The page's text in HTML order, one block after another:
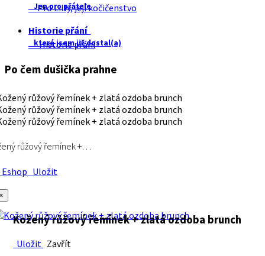
Jen pro přátele
Pro Lilly, její kočičenstvo
Historie přání
které jsem již dostal(a)
Historie přání
Po čem dušička prahne
růžový řemínek +…
Uložit
Kožený růžový řemínek + zlatá ozdoba brunch
Uložit Zavřít